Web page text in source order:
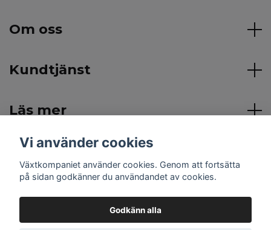
Om oss
Kundtjänst
Läs mer
Sociala medier
Vi använder cookies
Växtkompaniet använder cookies. Genom att fortsätta
på sidan godkänner du användandet av cookies.
Godkänn alla